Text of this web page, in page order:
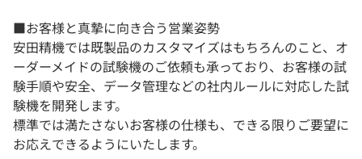
■お客様と真摯に向き合う営業姿勢
安田精機では既製品のカスタマイズはもちろんのこと、オ
ーダーメイドの試験機のご依頼も承っており、お客様の試
験手順や安全、データ管理などの社内ルールに対応した試
験機を開発します。
標準では満たさないお客様の仕様も、できる限りご要望に
お応えできるようにいたします。